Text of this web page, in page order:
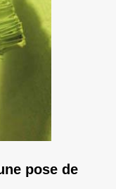
pose de